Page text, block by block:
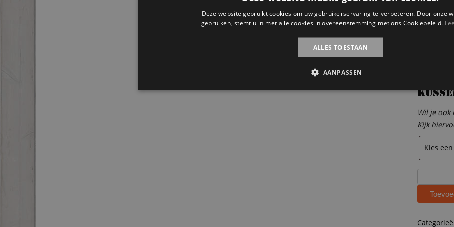
Kijk
Wil je ook
Kijk
Jelmar
Deze website gebruikt cookies om uw gebruikerservaring te verbeteren. Door onze
gebruiken, stemt u in met alle cookies in overeenstemming met ons Cookiebeleid.
ALLES TOESTAAN
AANPASSEN